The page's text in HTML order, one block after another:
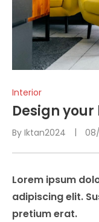
Interior
Design
By Iktan2024
Lorem ipsum
adipiscing elit.
pretium erat.